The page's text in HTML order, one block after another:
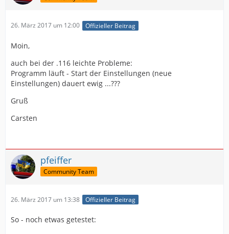
26. März 2017 um 12:00 Offizieller Beitrag
Moin,
auch bei der .116 leichte Probleme:
Programm läuft - Start der Einstellungen (neue
Einstellungen) dauert ewig ...???
Gruß
Carsten
pfeiffer
Community Team
26. März 2017 um 13:38 Offizieller Beitrag
So - noch etwas getestet: